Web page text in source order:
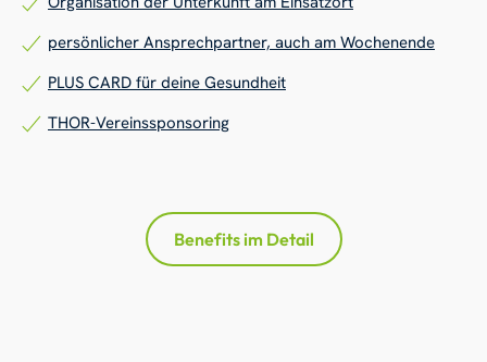
persönlicher Ansprechpartner, auch am Wochenende
PLUS CARD für deine Gesundheit
THOR-Vereinssponsoring
Benefits im Detail